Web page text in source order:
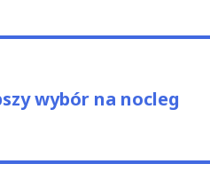
wybór na nocleg